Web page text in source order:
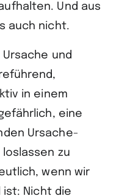
Und aus
auch nicht.
und
in einem
eine
Ursache-
zu
wenn wir
ist: Nicht die